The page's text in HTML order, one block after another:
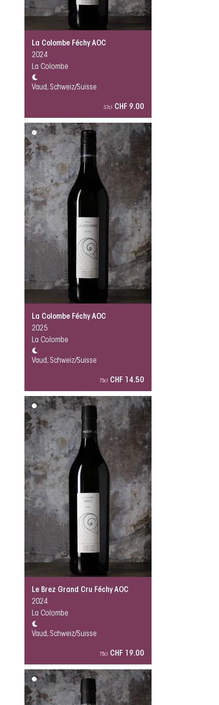
La Colombe Féchy AOC
2024
La Colombe
Vaud, Schweiz/Suisse
37cl CHF 9.00
La Colombe Féchy AOC
2025
La Colombe
Vaud, Schweiz/Suisse
75cl CHF 14.50
Le Brez Grand Cru Féchy AOC
2024
La Colombe
Vaud, Schweiz/Suisse
75cl CHF 19.00